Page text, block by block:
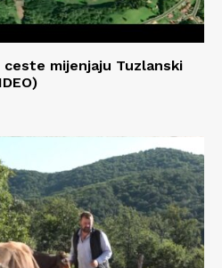
mijenjaju Tuzlanski